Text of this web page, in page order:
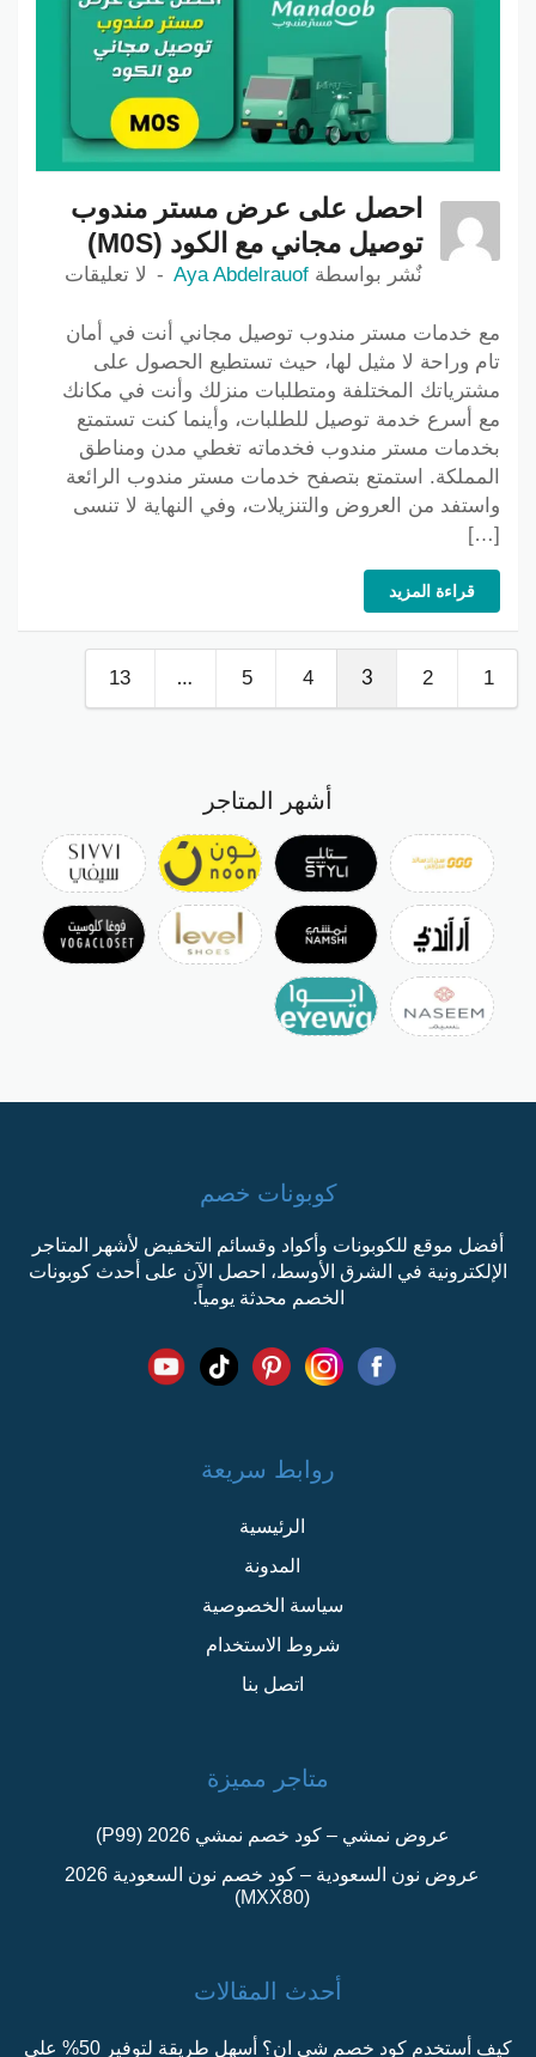
احصل على عرض مستر مندوب
توصيل مجاني مع الكود (M0S)
نٌشر بواسطة Aya Abdelrauof لا تعليقات
مع خدمات مستر مندوب توصيل مجاني أنت في أمان
تام وراحة لا مثيل لها، حيث تستطيع الحصول على
مشترياتك المختلفة ومتطلبات منزلك وأنت في مكانك
مع أسرع خدمة توصيل للطلبات، وأينما كنت تستمتع
بخدمات مستر مندوب فخدماته تغطي مدن ومناطق
المملكة. استمتع بتصفح خدمات مستر مندوب الرائعة
واستفد من العروض والتنزيلات، وفي النهاية لا تنسى
[…]
قراءة المزيد
1
2
3
4
5
…
13
أشهر المتاجر
كوبونات خصم
أفضل موقع للكوبونات وأكواد وقسائم التخفيض لأشهر المتاجر
الإلكترونية في الشرق الأوسط، احصل الآن على أحدث كوبونات
الخصم محدثة يومياً.
روابط سريعة
الرئيسية
المدونة
سياسة الخصوصية
شروط الاستخدام
اتصل بنا
متاجر مميزة
عروض نمشي – كود خصم نمشي 2026 (P99)
عروض نون السعودية – كود خصم نون السعودية 2026
(MXX80)
أحدث المقالات
كيف أستخدم كود خصم شي ان؟ أسهل طريقة لتوفير 50% على